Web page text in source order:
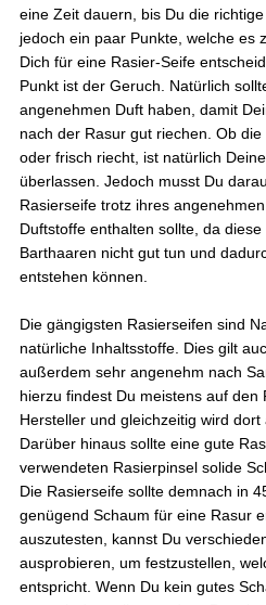
eine Zeit dauern, bis Du die
jedoch ein paar Punkte, welche es
Dich für eine Rasier-Seife
Punkt ist der Geruch. Natürlich
angenehmen Duft haben, damit
nach der Rasur gut riechen. Ob
oder frisch riecht, ist natürlich
überlassen. Jedoch musst Du
Rasierseife trotz ihres
Duftstoffe enthalten sollte, da
Barthaaren nicht gut tun und
entstehen können.
Die gängigsten Rasierseifen sind
natürliche Inhaltsstoffe. Dies gilt
außerdem sehr angenehm nach
hierzu findest Du meistens auf den
Hersteller und gleichzeitig wird dort
Darüber hinaus sollte eine gute
verwendeten Rasierpinsel solide
Die Rasierseife sollte demnach in
genügend Schaum für eine Rasur
auszutesten, kannst Du
ausprobieren, um festzustellen,
entspricht. Wenn Du kein gutes